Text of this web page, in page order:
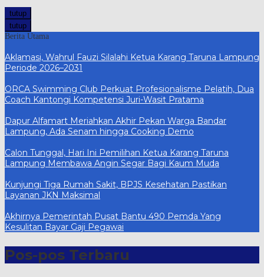
tutup
tutup
Berita Utama
Aklamasi, Wahrul Fauzi Silalahi Ketua Karang Taruna Lampung
Periode 2026–2031
ORCA Swimming Club Perkuat Profesionalisme Pelatih, Dua
Coach Kantongi Kompetensi Juri-Wasit Pratama
Dapur Alfamart Meriahkan Akhir Pekan Warga Bandar
Lampung, Ada Senam hingga Cooking Demo
Calon Tunggal, Hari Ini Pemilihan Ketua Karang Taruna
Lampung Membawa Angin Segar Bagi Kaum Muda
Kunjungi Tiga Rumah Sakit, BPJS Kesehatan Pastikan
Layanan JKN Maksimal
Akhirnya Pemerintah Pusat Bantu 490 Pemda Yang
Kesulitan Bayar Gaji Pegawai
Pos-pos Terbaru